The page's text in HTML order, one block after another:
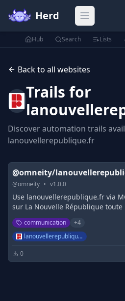
Herd Open main
Hub Search Lists
Back to all websites
Trails for
Discover automation trails
lanouvellerepublique.fr
@omneity/
@omneity • v1.0.0
Use lanouvellerepublique.fr via
sur La Nouvelle République
Val de Loire et Poitou, mais aussi
actualité politique, faits divers,
éducation, environnement, santé.
communication +4
lanouvellerepublique.fr
0